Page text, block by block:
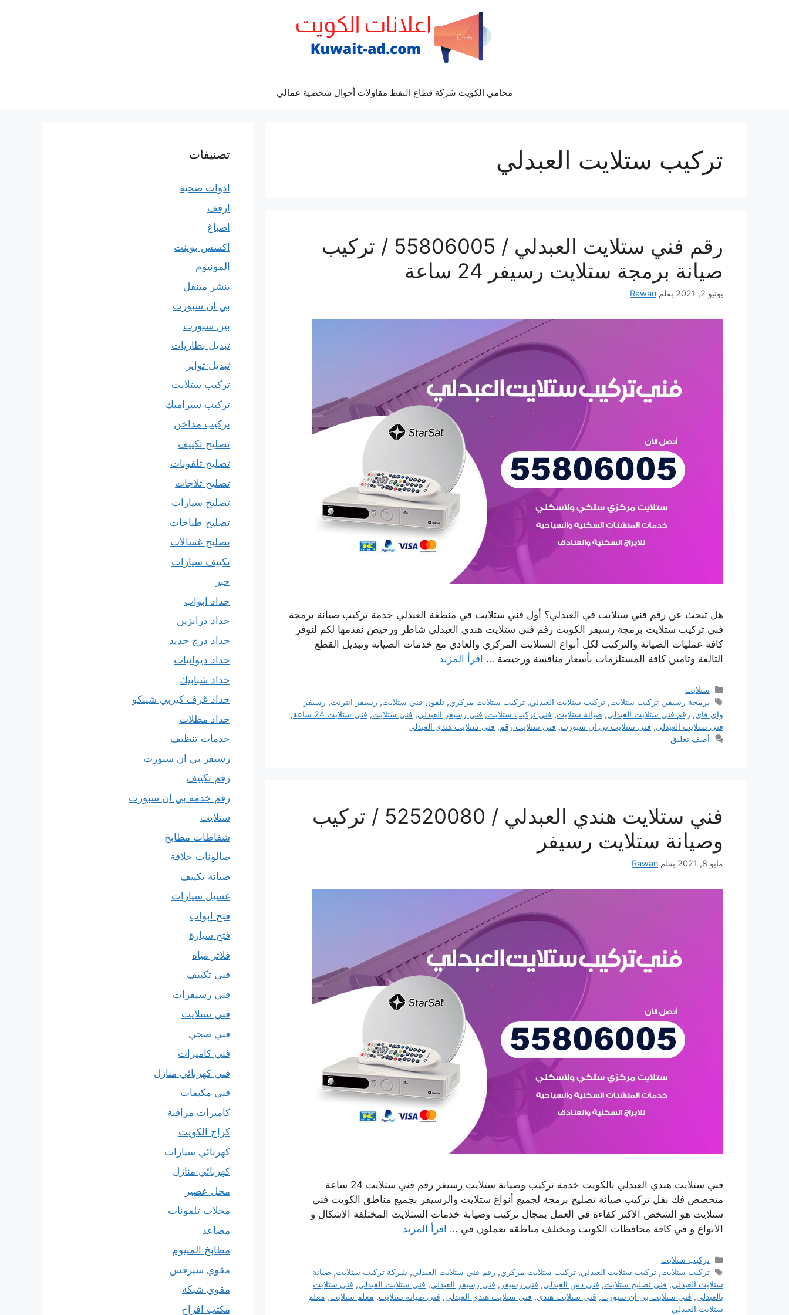
محامي الكويت شركة قطاع النفط مقاولات أحوال شخصية عمالي
تركيب ستلايت العبدلي
رقم فني ستلايت العبدلي / 55806005 / تركيب
صيانة برمجة ستلايت رسيفر 24 ساعة
يونيو 2, 2021 بقلم Rawan
هل تبحث عن رقم فني ستلايت في العبدلي؟ أول فني ستلايت في منطقة العبدلي خدمة تركيب صيانة برمجة
فني تركيب ستلايت برمجة رسيفر الكويت رقم فني ستلايت هندي العبدلي شاطر ورخيص نقدمها لكم لنوفر
كافة عمليات الصيانة والتركيب لكل أنواع الستلايت المركزي والعادي مع خدمات الصيانة وتبديل القطع
التالفة وتامين كافة المستلزمات بأسعار منافسة ورخيصة … اقرأ المزيد
التصنيفات
ستلايت
الوسوم
برمجة رسيفر ,تركيب ستلايت,تركيب ستلايت العبدلي,تركيب ستلايت مركزي,تلفون فني ستلايت, رسيفر انترنت, رسيفر
واي فاي, رقم فني ستلايت العبدلي, صيانة ستلايت, فني تركيب ستلايت, فني رسيفر العبدلي, فني ستلايت, فني ستلايت 24 ساعة
,
فني ستلايت العبدلي, فني ستلايت بي ان سبورت, فني ستلايت رقم, فني ستلايت هندي العبدلي
أضف تعليق
فني ستلايت هندي العبدلي / 52520080 / تركيب
وصيانة ستلايت رسيفر
مايو 8, 2021 بقلم Rawan
فني ستلايت هندي العبدلي بالكويت خدمة تركيب وصيانة ستلايت رسيفر رقم فني ستلايت 24 ساعة
متخصص فك نقل تركيب صيانة تصليح برمجة لجميع أنواع ستلايت والرسيفر بجميع مناطق الكويت فني
ستلايت هو الشخص الاكثر كفاءة في العمل بمجال تركيب وصيانة خدمات الستلايت المختلفة الاشكال و
الانواع و في كافة محافظات الكويت ومختلف مناطقه يعملون في … اقرأ المزيد
التصنيفات
تركيب ستلايت
الوسوم
تركيب ستلايت,تركيب ستلايت العبدلي,تركيب ستلايت مركزي, رقم فني ستلايت العبدلي, شركة تركيب ستلايت, صيانة
ستلايت العبدلي, فني تصليح ستلايت, فني دش العبدلي, فني رسيفر , فني رسيفر العبدلي, فني ستلايت العبدلي, فني ستلايت
بالعبدلي, فني ستلايت بي ان سبورت, فني ستلايت هندي, فني ستلايت هندي العبدلي, فني صيانة ستلايت, معلم ستلايت, معلم
ستلايت العبدلي
تصنيفات
ادوات صحية
ارفف
اصباغ
اكسس بوينت
المونيوم
بنشر متنقل
بي ان سبورت
بين سبورت
تبديل بطاريات
تبديل تواير
تركيب ستلايت
تركيب سيراميك
تركيب مداخن
تصليح تكييف
تصليح تلفونات
تصليح ثلاجات
تصليح سيارات
تصليح طباخات
تصليح غسالات
تكييف سيارات
حبر
حداد ابواب
حداد درابزين
حداد درج حديد
حداد ديوانيات
حداد شبابيك
حداد غرف كيربي شينكو
حداد مظلات
خدمات تنظيف
رسيفر بي ان سبورت
رقم تكييف
رقم خدمة بي ان سبورت
ستلايت
شفاطات مطابخ
صالونات حلاقة
صيانة تكييف
غسيل سيارات
فتح ابواب
فتح سيارة
فلاتر مياه
فني تكييف
فني رسيفرات
فني ستلايت
فني صحي
فني كاميرات
فني كهربائي منازل
فني مكيفات
كاميرات مراقبة
كراج الكويت
كهربائي سيارات
كهربائي منازل
محل عصير
محلات تلفونات
مصاعد
مطابخ المنيوم
مقوي سيرفس
مقوي شبكة
مكتب افراح